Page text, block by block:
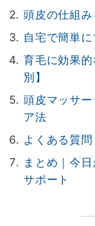
頭皮の仕組み
自宅で簡単
育毛に効果
別】
頭皮マッサ
ア法
よくある質問
まとめ｜今
サポート